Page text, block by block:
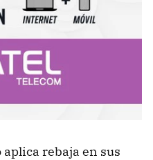
rebaja en sus